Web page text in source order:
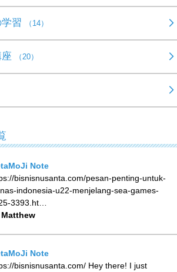
習 （14）
（20）
Note
bisnisnusanta.com/pesan-penting-untuk-
indonesia-u22-menjelang-sea-games-
3393.ht…
Note
bisnisnusanta.com/ Hey there! I just